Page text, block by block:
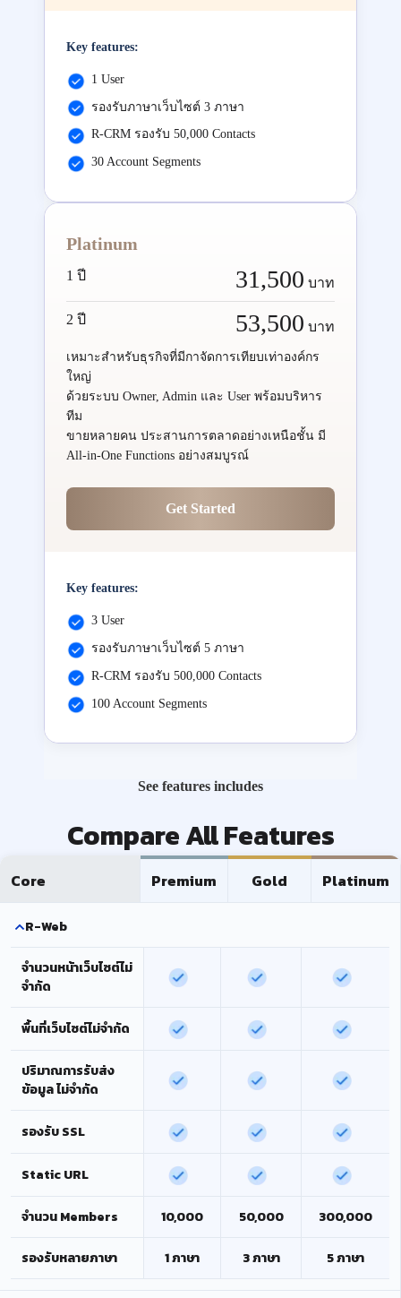
Key features:
1 User
รองรับภาษาเว็บไซต์ 3 ภาษา
R-CRM รองรับ 50,000 Contacts
30 Account Segments
Platinum
1 ปี 31,500 บาท
2 ปี 53,500 บาท
เหมาะสำหรับธุรกิจที่มีกาจัดการเทียบเท่าองค์กร
ใหญ่
ด้วยระบบ Owner, Admin และ User พร้อมบริหาร
ทีม
ขายหลายคน ประสานการตลาดอย่างเหนือชั้น มี
All-in-One Functions อย่างสมบูรณ์
Get Started
Key features:
3 User
รองรับภาษาเว็บไซต์ 5 ภาษา
R-CRM รองรับ 500,000 Contacts
100 Account Segments
See features includes
Compare All Features
Core Premium Gold Platinum
R-Web
จำนวนหน้าเว็บไซต์ไม่
จำกัด
พื้นที่เว็บไซต์ไม่จำกัด
ปริมาณการรับส่ง
ข้อมูล ไม่จำกัด
รองรับ SSL
Static URL
จำนวน Members 10,000 50,000 300,000
รองรับหลายภาษา 1 ภาษา 3 ภาษา 5 ภาษา